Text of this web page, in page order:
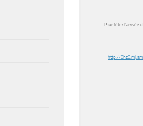
Pour fêter l’arrivée
http://